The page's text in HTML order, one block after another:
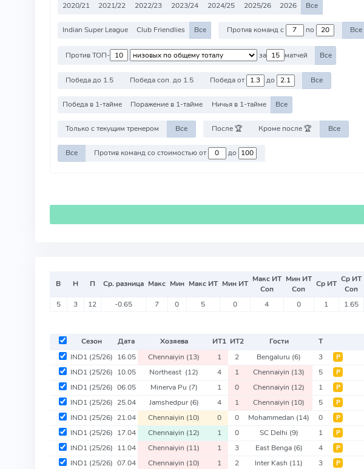
2020/21 2021/22 2022/23 2023/24 2024/25 2025/26 2026 Все
Indian Super League Club Friendlies Все Против команд с по Все
Против ТОП- за матчей Все
Победа до 1.5 Победа соп. до 1.5 Победа от до Все
Победа в 1-тайме Поражение в 1-тайме Ничья в 1-тайме Все
Только с текущим тренером Все После 🏆 Кроме после 🏆 Все
Все Против команд со стоимостью от до
В Н П Ср. разница Макс Мин Макс ИТ Мин ИТ Макс ИТ
Соп
Мин ИТ
Соп
Ср ИТ Ср ИТ
Соп
5 3 12 -0.65 7 0 5 0 4 0 1 1.65
Сезон Дата Хозяева ИТ1 ИТ2 Гости Т
IND1 (25/26) 16.05 Chennaiyin (13) 1 2 Bengaluru (6) 3 Р
IND1 (25/26) 10.05 Northeast (12) 4 1 Chennaiyin (13) 5 Р
IND1 (25/26) 06.05 Minerva Pu (7) 1 0 Chennaiyin (12) 1 Р
IND1 (25/26) 25.04 Jamshedpur(6) 4 1 Chennaiyin (10) 5 Р
IND1 (25/26) 21.04 Chennaiyin (10) 0 0 Mohammedan (14) 0 Р
IND1 (25/26) 17.04 Chennaiyin (12) 1 0 SC Delhi (9) 1 Р
IND1 (25/26) 11.04 Chennaiyin (11) 1 3 East Benga (6) 4 Р
IND1 (25/26) 07.04 Chennaiyin (10) 1 2 Inter Kash (11) 3 Р